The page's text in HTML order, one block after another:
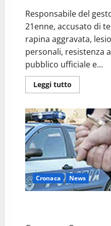
Responsabile del
21enne, accusato di
rapina aggravata,
personali, resistenza a
pubblico ufficiale e...
Leggi tutto
Cronaca News